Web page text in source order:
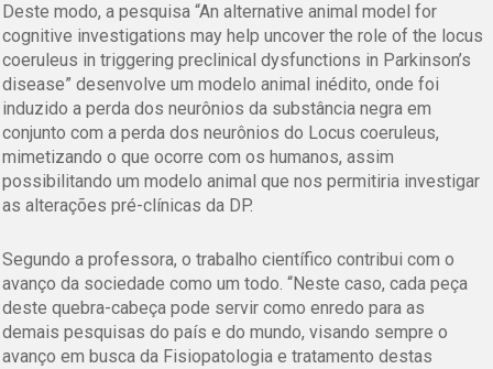
Deste modo, a pesquisa “An alternative animal model for
cognitive investigations may help uncover the role of the locus
coeruleus in triggering preclinical dysfunctions in Parkinson’s
disease” desenvolve um modelo animal inédito, onde foi
induzido a perda dos neurônios da substância negra em
conjunto com a perda dos neurônios do Locus coeruleus,
mimetizando o que ocorre com os humanos, assim
possibilitando um modelo animal que nos permitiria investigar
as alterações pré-clínicas da DP.
Segundo a professora, o trabalho científico contribui com o
avanço da sociedade como um todo. “Neste caso, cada peça
deste quebra-cabeça pode servir como enredo para as
demais pesquisas do país e do mundo, visando sempre o
avanço em busca da Fisiopatologia e tratamento destas